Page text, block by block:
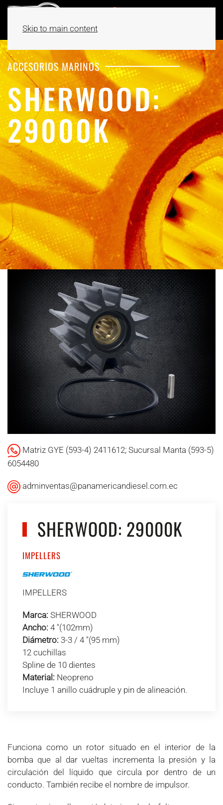
Skip to main content
ACCESORIOS MARINOS
SHERWOOD:
29000K
Matriz GYE (593-4) 2411612; Sucursal Manta (593-5)
6054480
adminventas@panamericandiesel.com.ec
SHERWOOD: 29000K
IMPELLERS
IMPELLERS
Marca: SHERWOOD
Ancho: 4 "(102mm)
Diámetro: 3-3 / 4 "(95 mm)
12 cuchillas
Spline de 10 dientes
Material: Neopreno
Incluye 1 anillo cuádruple y pin de alineación.
Funciona como un rotor situado en el interior de la
bomba que al dar vueltas incrementa la presión y la
circulación del líquido que circula por dentro de un
conducto. También recibe el nombre de impulsor.